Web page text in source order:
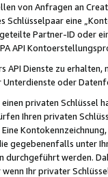
von Anfragen an
Schlüsselpaar eine
Partner-ID oder
API
Dienste zu
oder
privaten
Ihren privaten
gegebenenfalls unter
durchgeführt werden.
Ihr privater